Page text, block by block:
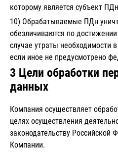
которому является субъект
10) Обрабатываемые ПДн
обезличиваются по
случае утраты необходимости
если иное не предусмотрено
3 Цели обработки
данных
Компания осуществляет
целях осуществления
законодательству Российской
Компании.